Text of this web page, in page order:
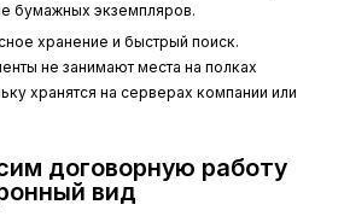
бумажных экземпляров.
хранение и быстрый поиск.
не занимают места на полках
хранятся на серверах компании или
договорную работу
вид